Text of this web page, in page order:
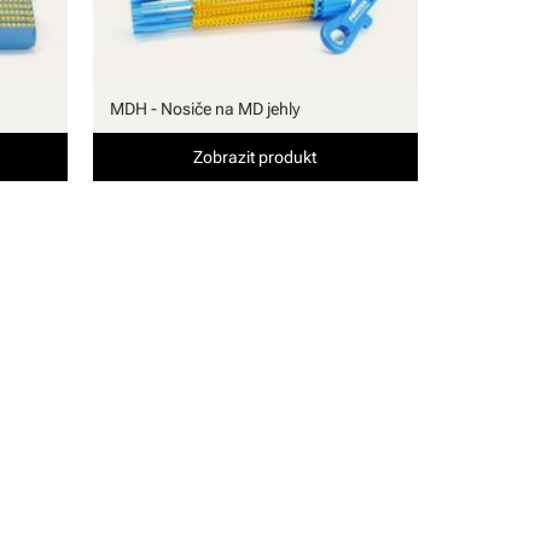
MDH - Nosiče na MD jehly
Zobrazit produkt